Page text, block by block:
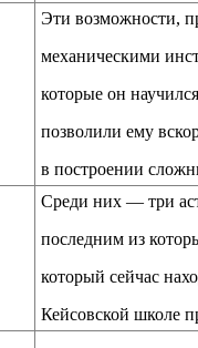
Эти возможности,
механическими
которые он
позволили ему
в построении
Среди них — три
последним из
который сейчас
Кейсовской школе